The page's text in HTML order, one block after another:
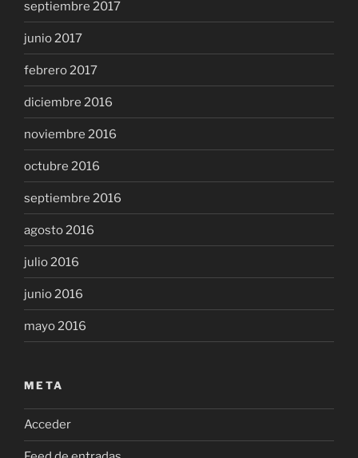
septiembre 2017
junio 2017
febrero 2017
diciembre 2016
noviembre 2016
octubre 2016
septiembre 2016
agosto 2016
julio 2016
junio 2016
mayo 2016
META
Acceder